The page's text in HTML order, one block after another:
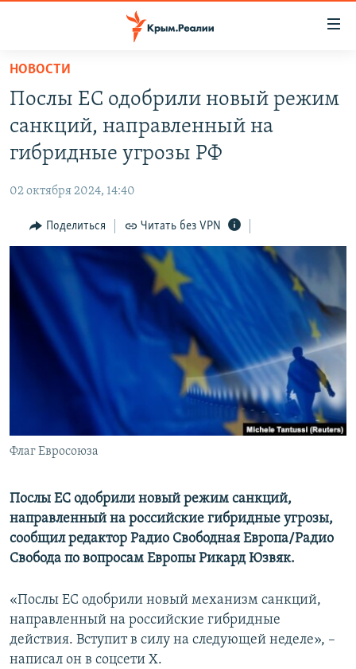
Вернуться
основному
содержанию
Вернутся
главной
навигации
Вернутся
поиску
ГРУЗ 200
11 ЛЕТ ОККУПАЦИИ КРЫМА. 11 ИСТОРИЙ СОПРОТИВЛЕНИЯ
ВОДА
ЕЩЕ
ИНТЕРАКТИВ
ИНФОГРАФИКА
ТЕЛЕПРОЕКТ КРЫМ.РЕАЛИИ
СОВЕТЫ ПРАВОЗАЩИТНИКОВ
ПРОПАВШИЕ БЕЗ ВЕСТИ
ПОБЕДИТЕЛЕЙ НЕ СУДЯТ?
КРЫМ.НЕПОКОРЕННЫЙ
УКРАИНСКАЯ ПРОБЛЕМА КРЫМА
РАДІО СВОБОДА
КАК ОБОЙТИ БЛОКИРОВКУ
Українською
Qırımtatar
ПРИСОЕДИНЯЙТЕСЬ!
НОВОСТИ
Послы ЕС одобрили новый режим
санкций, направленный на
гибридные угрозы РФ
02 октября 2024, 14:40
Поделиться Читать без VPN
Флаг Евросоюза
Послы ЕС одобрили новый режим санкций,
направленный на российские гибридные угрозы,
сообщил редактор Радио Свободная Европа/Радио
Свобода по вопросам Европы Рикард Юзвяк.
«Послы ЕС одобрили новый механизм санкций,
направленный на российские гибридные
действия. Вступит в силу на следующей неделе», –
написал он в соцсети Х.